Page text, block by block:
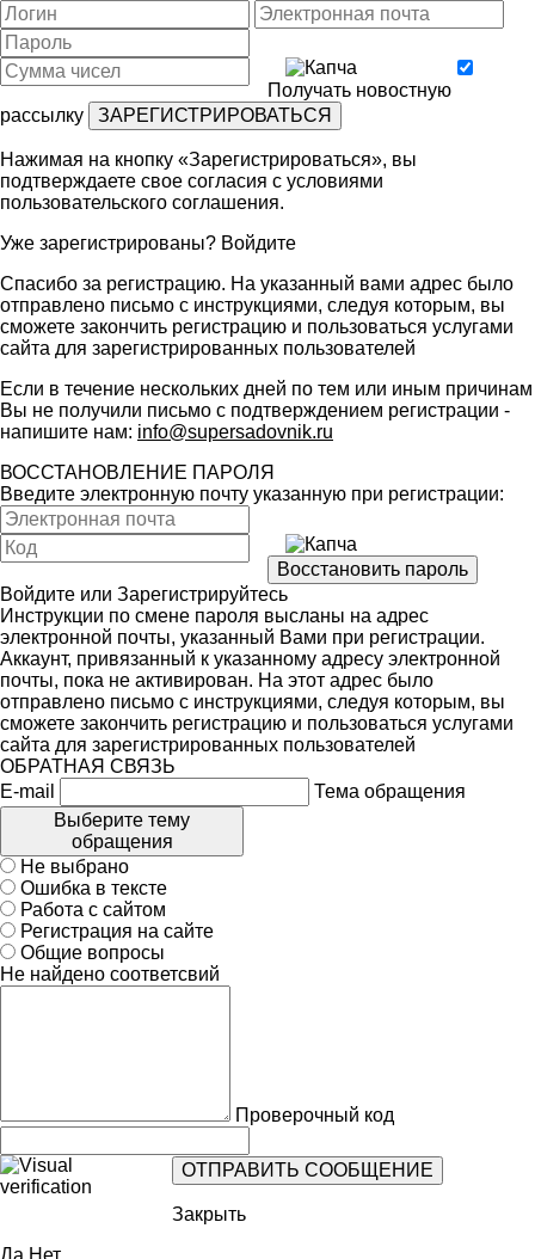
Получать новостную
рассылку
Нажимая на кнопку «Зарегистрироваться», вы
подтверждаете свое согласия с условиями
пользовательского соглашения.
Уже зарегистрированы? Войдите
Спасибо за регистрацию. На указанный вами адрес было
отправлено письмо с инструкциями, следуя которым, вы
сможете закончить регистрацию и пользоваться услугами
сайта для зарегистрированных пользователей
Если в течение нескольких дней по тем или иным причинам
Вы не получили письмо с подтверждением регистрации -
напишите нам: info@supersadovnik.ru
ВОССТАНОВЛЕНИЕ ПАРОЛЯ
Введите электронную почту указанную при регистрации:
Войдите или Зарегистрируйтесь
Инструкции по смене пароля высланы на адрес
электронной почты, указанный Вами при регистрации.
Аккаунт, привязанный к указанному адресу электронной
почты, пока не активирован. На этот адрес было
отправлено письмо с инструкциями, следуя которым, вы
сможете закончить регистрацию и пользоваться услугами
сайта для зарегистрированных пользователей
ОБРАТНАЯ СВЯЗЬ
E-mail
Тема обращения
Выберите тему
обращения
Не выбрано
Ошибка в тексте
Работа с сайтом
Регистрация на сайте
Общие вопросы
Не найдено соответсвий
Проверочный код
Закрыть